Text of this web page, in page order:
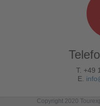
T. +49
E.
Copyright 2020